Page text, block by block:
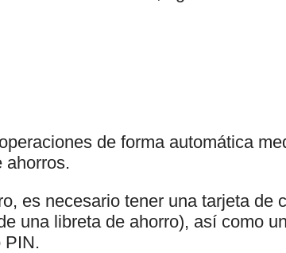
de forma automática
ahorros.
es necesario tener una tarjeta de
una libreta de ahorro), así como
PIN.